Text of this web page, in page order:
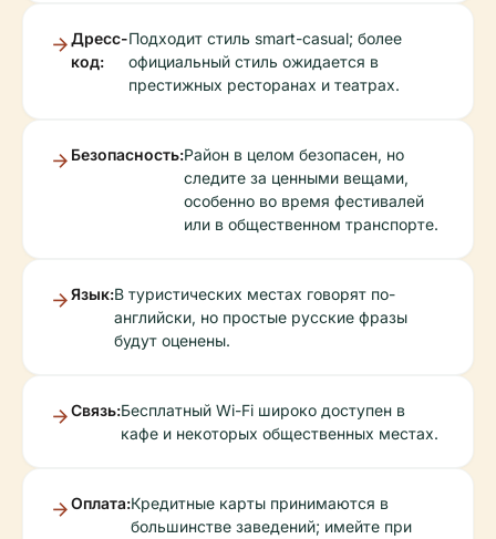
Дресс-
код:
Подходит стиль smart-casual; более
официальный стиль ожидается в
престижных ресторанах и театрах.
Безопасность:Район в целом безопасен, но
следите за ценными вещами,
особенно во время фестивалей
или в общественном транспорте.
Язык:В туристических местах говорят по-
английски, но простые русские фразы
будут оценены.
Связь:Бесплатный Wi-Fi широко доступен в
кафе и некоторых общественных местах.
Оплата:Кредитные карты принимаются в
большинстве заведений; имейте при